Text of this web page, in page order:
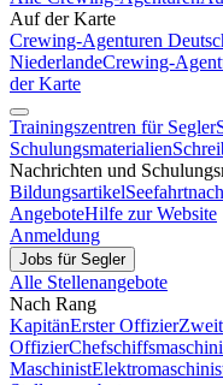
Auf der Karte
Crewing-Agenturen
NiederlandeCrewing-
der Karte
Trainingszentren für Segler
Schulungsmaterialien
Nachrichten und
Bildungsartikel
AngeboteHilfe zur Website
Anmeldung
Jobs für Segler
Alle Stellenangebote
Nach Rang
KapitänErster Offizier
Offizier
Maschinist